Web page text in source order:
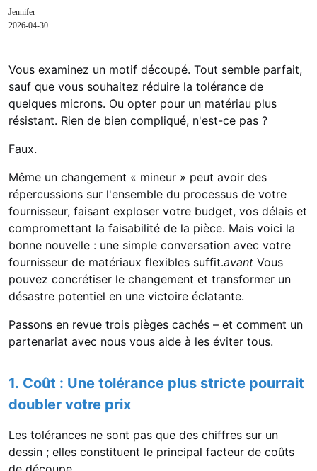
Jennifer
2026-04-30
Vous examinez un motif découpé. Tout semble parfait,
sauf que vous souhaitez réduire la tolérance de
quelques microns. Ou opter pour un matériau plus
résistant. Rien de bien compliqué, n'est-ce pas ?
Faux.
Même un changement « mineur » peut avoir des
répercussions sur l'ensemble du processus de votre
fournisseur, faisant exploser votre budget, vos délais et
compromettant la faisabilité de la pièce. Mais voici la
bonne nouvelle : une simple conversation avec votre
fournisseur de matériaux flexibles suffit.avant Vous
pouvez concrétiser le changement et transformer un
désastre potentiel en une victoire éclatante.
Passons en revue trois pièges cachés – et comment un
partenariat avec nous vous aide à les éviter tous.
1. Coût : Une tolérance plus stricte pourrait
doubler votre prix
Les tolérances ne sont pas que des chiffres sur un
dessin ; elles constituent le principal facteur de coûts